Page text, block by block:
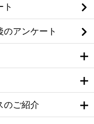
ト
アンケート
ご紹介